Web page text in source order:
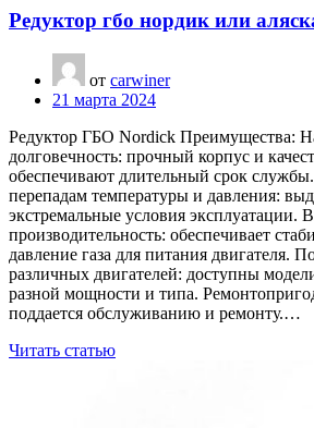
Редуктор гбо нордик или
от carwiner
21 марта 2024
Редуктор ГБО Nordick Преимущества:
долговечность: прочный корпус и
обеспечивают длительный срок
перепадам температуры и давления:
экстремальные условия эксплуатации.
производительность: обеспечивает
давление газа для питания двигателя.
различных двигателей: доступны
разной мощности и типа.
поддается обслуживанию и ремонту.…
Читать статью